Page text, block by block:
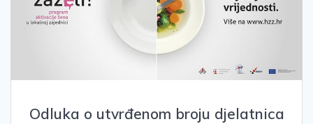
Odluka o utvrđenom broju djelatnica